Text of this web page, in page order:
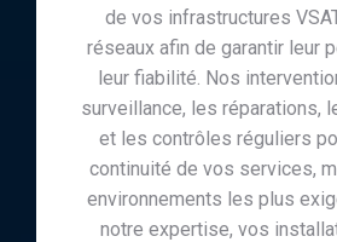
de vos infrastructures
réseaux afin de garantir leur
leur fiabilité. Nos
surveillance, les réparations,
et les contrôles réguliers
continuité de vos services,
environnements les plus
notre expertise, vos